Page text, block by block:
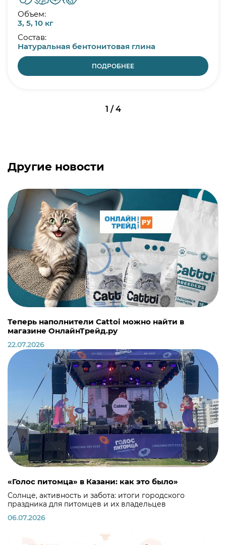
Объем:
3, 5, 10 кг
Состав:
Натуральная бентонитовая глина
ПОДРОБНЕЕ
1 / 4
Другие новости
Теперь наполнители Cattoi можно найти в
магазине ОнлайнТрейд.ру
22.07.2026
«Голос питомца» в Казани: как это было»
Солнце, активность и забота: итоги городского
праздника для питомцев и их владельцев
06.07.2026